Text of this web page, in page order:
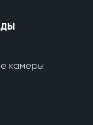
камеры